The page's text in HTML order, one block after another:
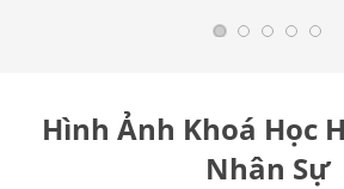
Hình Ảnh Khoá Học
Nhân Sự